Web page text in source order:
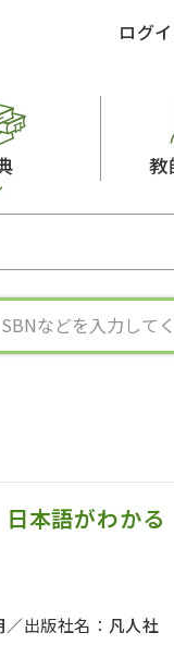
ログ
文法
作文
定期刊行物
図表
中国語辞典
ロシア語辞典
教
文章・談話・表現
言語学
日本語がわか
出版社名： 凡人社